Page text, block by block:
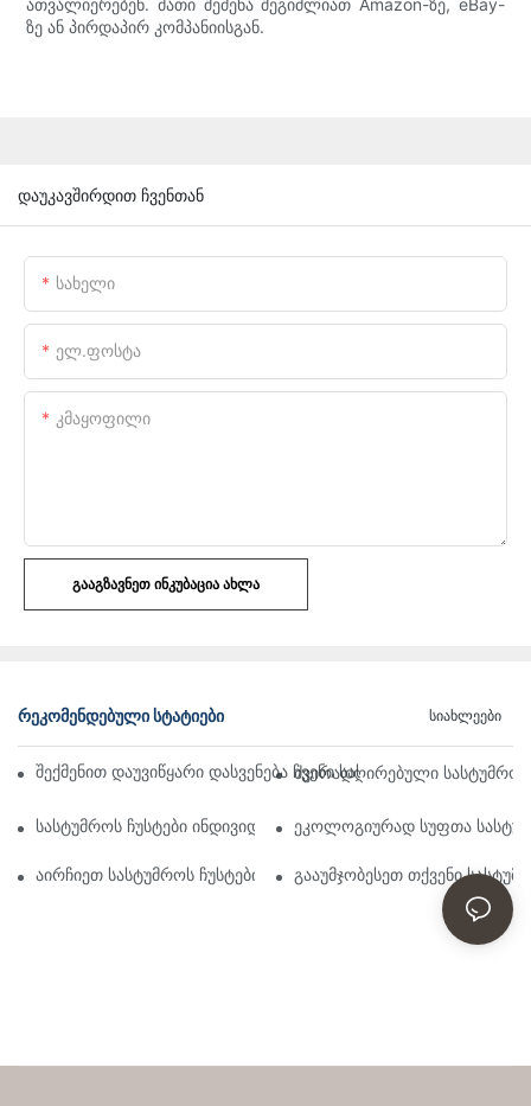
ათვალიერებენ. მათი შეძენა შეგიძლიათ Amazon-ზე, eBay-
ზე ან პირდაპირ კომპანიისგან.
დაუკავშირდით ჩვენთან
Სახელი
Ელ.ფოსტა
Კმაყოფილი
ᲒᲐᲐᲒᲖᲐᲕᲜᲔᲗ ᲘᲜᲙᲣᲑᲐᲪᲘᲐ ᲐᲮᲚᲐ
ᲠᲔᲙᲝᲛᲔᲜᲓᲔᲑᲣᲚᲘ ᲡᲢᲐᲢᲘᲔᲑᲘ Სიახლეები
შექმენით დაუვიწყარი დასვენება ჩვენი სასტუმროს ჩუსტების
ძვირადღირებული სასტუმროს
სასტუმროს ჩუსტები ინდივიდუალურად: ვარიანტები და
ეკოლოგიურად სუფთა
აირჩიეთ სასტუმროს ჩუსტების ფართო არჩევანიდან
გააუმჯობესეთ თქვენი